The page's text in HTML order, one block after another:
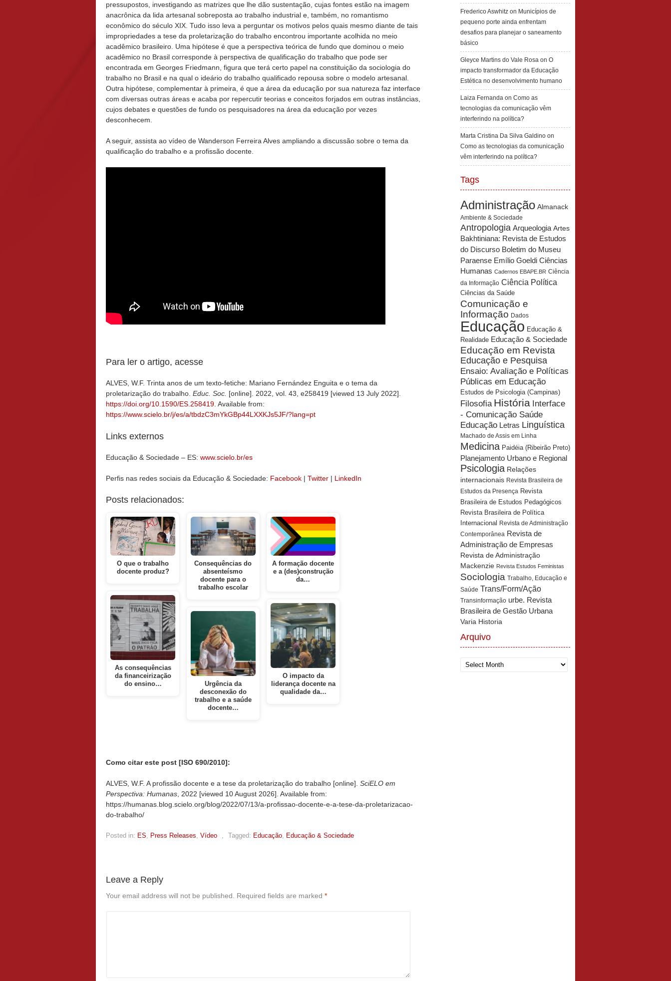
pressupostos, investigando as matrizes que lhe dão sustentação, cujas fontes estão na imagem
anacrônica da lida artesanal sobreposta ao trabalho industrial e, também, no romantismo
econômico do século XIX. Tudo isso leva a perguntar os motivos pelos quais mesmo diante de tais
impropriedades a tese da proletarização do trabalho encontrou importante acolhida no meio
acadêmico brasileiro. Uma hipótese é que a perspectiva teórica de fundo que dominou o meio
acadêmico no Brasil corresponde à perspectiva de qualificação do trabalho que pode ser
encontrada em Georges Friedmann, figura que terá certo papel na constituição da sociologia do
trabalho no Brasil e na qual o ideário do trabalho qualificado repousa sobre o modelo artesanal.
Outra hipótese, complementar à primeira, é que a área da educação por sua natureza faz interface
com diversas outras áreas e acaba por repercutir teorias e conceitos forjados em outras instâncias,
cujos debates e questões de fundo os pesquisadores na área da educação por vezes
desconhecem.
A seguir, assista ao vídeo de Wanderson Ferreira Alves ampliando a discussão sobre o tema da
qualificação do trabalho e a profissão docente.
Para ler o artigo, acesse
ALVES, W.F. Trinta anos de um texto-fetiche: Mariano Fernández Enguita e o tema da
proletarização do trabalho. Educ. Soc. [online]. 2022, vol. 43, e258419 [viewed 13 July 2022].
https://doi.org/10.1590/ES.258419. Available from:
https://www.scielo.br/j/es/a/tbdzC3mYkGBp44LXXKJs5JF/?lang=pt
Links externos
Educação & Sociedade – ES: www.scielo.br/es
Perfis nas redes sociais da Educação & Sociedade: Facebook | Twitter | LinkedIn
Posts relacionados:
O que o trabalho
docente produz?
As consequências
da financeirização
do ensino…
Consequências do
absenteísmo
docente para o
trabalho escolar
Urgência da
desconexão do
trabalho e a saúde
docente…
A formação docente
e a (des)construção
da…
O impacto da
liderança docente na
qualidade da…
Como citar este post [ISO 690/2010]:
ALVES, W.F. A profissão docente e a tese da proletarização do trabalho [online]. SciELO em
Perspectiva: Humanas, 2022 [viewed 10 August 2026]. Available from:
https://humanas.blog.scielo.org/blog/2022/07/13/a-profissao-docente-e-a-tese-da-proletarizacao-
do-trabalho/
Posted in: ES, Press Releases, Vídeo , Tagged: Educação, Educação & Sociedade
Leave a Reply
Your email address will not be published. Required fields are marked *
Frederico Aswhitz on Municípios de
pequeno porte ainda enfrentam
desafios para planejar o saneamento
básico
Gleyce Martins do Vale Rosa on O
impacto transformador da Educação
Estética no desenvolvimento humano
Laiza Fernanda on Como as
tecnologias da comunicação vêm
interferindo na política?
Marta Cristina Da Silva Galdino on
Como as tecnologias da comunicação
vêm interferindo na política?
Tags
Administração Almanack
Ambiente & Sociedade
Antropologia Arqueologia Artes
Bakhtiniana: Revista de Estudos
do Discurso Boletim do Museu
Paraense Emílio Goeldi Ciências
Humanas Cadernos EBAPE.BR Ciência
da Informação Ciência Política
Ciências da Saúde
Comunicação e
Informação Dados
Educação Educação &
Realidade Educação & Sociedade
Educação em Revista
Educação e Pesquisa
Ensaio: Avaliação e Políticas
Públicas em Educação
Estudos de Psicologia (Campinas)
Filosofia História Interface
- Comunicação Saúde
Educação Letras Linguística
Machado de Assis em Linha
Medicina Paidéia (Ribeirão Preto)
Planejamento Urbano e Regional
Psicologia Relações
internacionais Revista Brasileira de
Estudos da Presença Revista
Brasileira de Estudos Pedagógicos
Revista Brasileira de Política
Internacional Revista de Administração
Contemporânea Revista de
Administração de Empresas
Revista de Administração
Mackenzie Revista Estudos Feministas
Sociologia Trabalho, Educação e
Saúde Trans/Form/Ação
Transinformação urbe. Revista
Brasileira de Gestão Urbana
Varia Historia
Arquivo
Arquivo